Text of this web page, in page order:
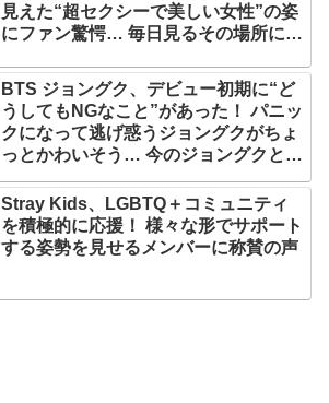
見えた“超セクシーで美しい女性”の姿
にファン驚愕… 毎日見るその場所にV
だと納得＆感動
BTS ジョングク、デビュー初期に“ど
うしてもNGなこと”があった！ パニッ
クになって逃げ惑うジョングクがちょ
っとかわいそう… 今のジョングクと比
ァンメロメロ
Stray Kids、LGBTQ＋コミュニティ
を積極的に応援！ 様々な形でサポート
する姿勢を見せるメンバーに称賛の声